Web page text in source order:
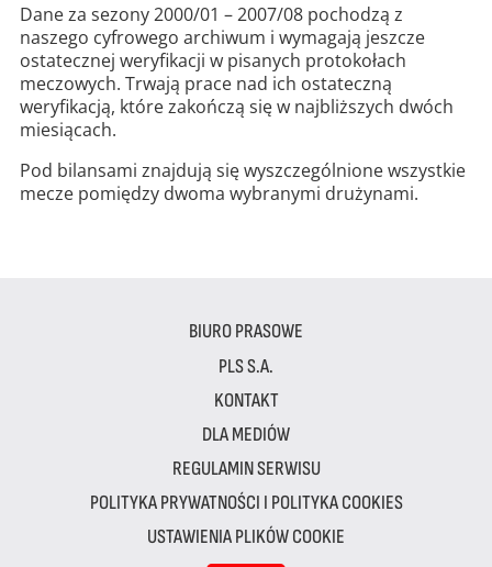
Dane za sezony 2000/01 – 2007/08 pochodzą z
naszego cyfrowego archiwum i wymagają jeszcze
ostatecznej weryfikacji w pisanych protokołach
meczowych. Trwają prace nad ich ostateczną
weryfikacją, które zakończą się w najbliższych dwóch
miesiącach.
Pod bilansami znajdują się wyszczególnione wszystkie
mecze pomiędzy dwoma wybranymi drużynami.
BIURO PRASOWE
PLS S.A.
KONTAKT
DLA MEDIÓW
REGULAMIN SERWISU
POLITYKA PRYWATNOŚCI I POLITYKA COOKIES
USTAWIENIA PLIKÓW COOKIE